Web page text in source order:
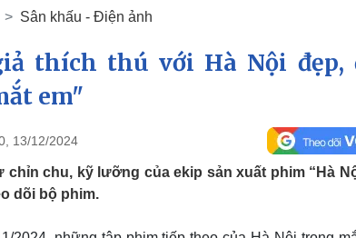
Tin 24h
Dự báo thời tiết
Dấu ấn VOV
Việt Nam
Thể thao
Bóng đá
Lịch thi đấu
Sân khấu - Điện ảnh
thích thú với Hà Nội đẹp,
em"
13/12/2024
chỉn chu, kỹ lưỡng của ekip sản xuất phim “Hà
dõi bộ phim.